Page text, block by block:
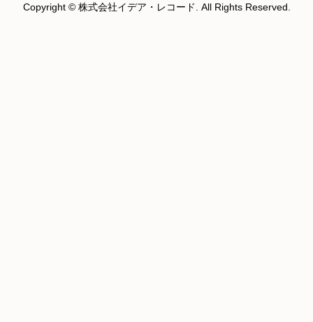
Copyright © 株式会社イデア・レコード. All Rights Reserved.